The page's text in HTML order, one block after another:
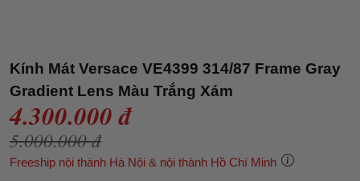
Kính Mát Versace VE4399 314/87 Frame Gray
Gradient Lens Màu Trắng Xám
4.300.000 đ
5.000.000 đ
Freeship nội thành Hà Nội & nội thành Hồ Chí Minh